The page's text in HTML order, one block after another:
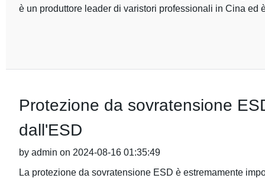
è un produttore leader di varistori professionali in Cina ed
Protezione da sovratensione
dall'ESD
by admin on 2024-08-16 01:35:49
La protezione da sovratensione ESD è estremamente